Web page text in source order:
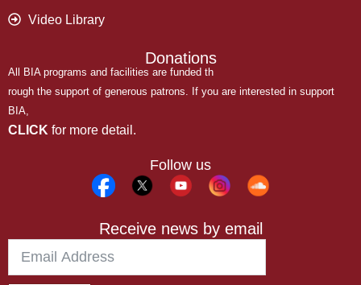
Video Library
Donations
All BIA programs and facilities are funded th
rough the support of generous patrons. If you are interested in support
BIA,
CLICK for more detail.
Follow us
Receive news by email